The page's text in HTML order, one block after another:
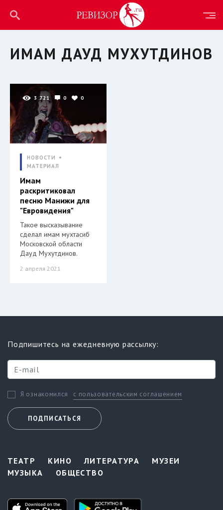
ИМАМ ДАУД МУХУТДИНОВ
3 721 0 0
НОВОСТИ
МАТЕРИАЛ
Имам
раскритиковал
песню Манижи для
"Евровидения"
Такое высказывание
сделал имам мухтасиб
Московской области
Дауд Мухутдинов.
2 апреля 2021
Подпишитесь на ежедневную рассылку:
Я ознакомился с пользовательским соглашением
ПОДПИСАТЬСЯ
ТЕАТР КИНО ЛИТЕРАТУРА
МУЗЕИ
МУЗЫКА
ОБЩЕСТВО